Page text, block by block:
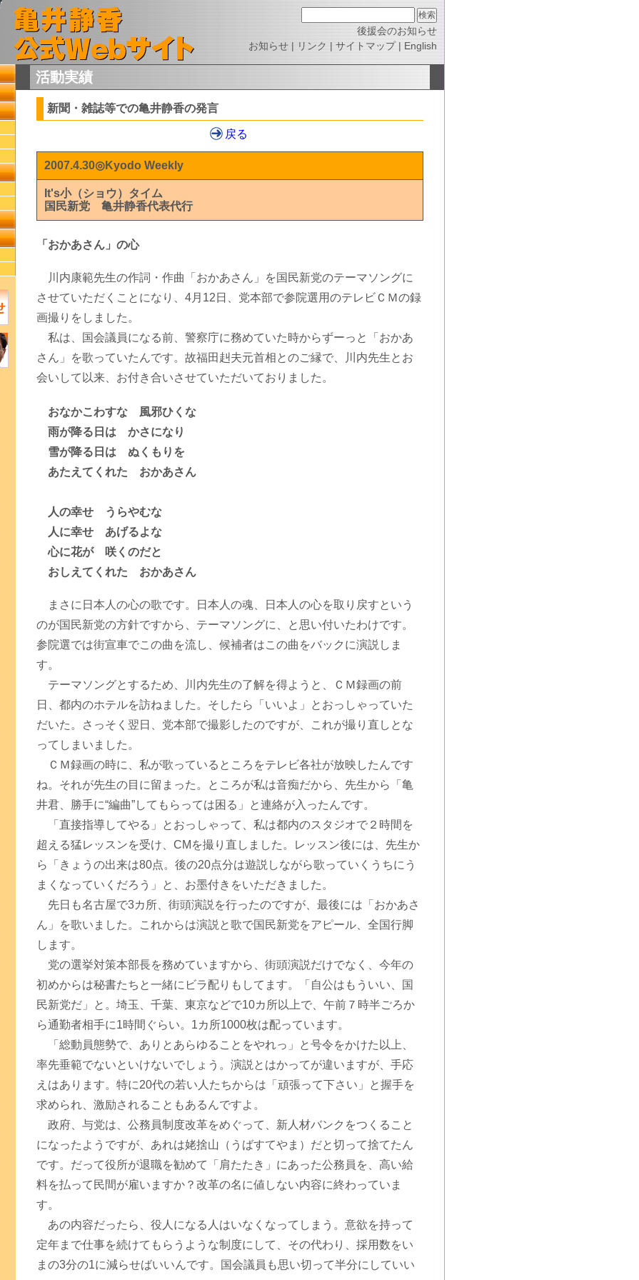
後援会のお知らせ
お知らせ| リンク|サイトマップ|English
活動実績
新聞・雑誌等での亀井静香の発言
戻る
2007.4.30◎Kyodo Weekly
It's小（ショウ）タイム
国民新党 亀井静香代表代行
「おかあさん」の心
川内康範先生の作詞・作曲「おかあさん」を国民新党のテーマソングに
させていただくことになり、4月12日、党本部で参院選用のテレビＣＭの録
画撮りをしました。
私は、国会議員になる前、警察庁に務めていた時からずーっと「おかあ
さん」を歌っていたんです。故福田赳夫元首相とのご縁で、川内先生とお
会いして以来、お付き合いさせていただいておりました。
おなかこわすな 風邪ひくな
雨が降る日は かさになり
雪が降る日は ぬくもりを
あたえてくれた おかあさん
人の幸せ うらやむな
人に幸せ あげるよな
心に花が 咲くのだと
おしえてくれた おかあさん
まさに日本人の心の歌です。日本人の魂、日本人の心を取り戻すという
のが国民新党の方針ですから、テーマソングに、と思い付いたわけです。
参院選では街宣車でこの曲を流し、候補者はこの曲をバックに演説しま
す。
テーマソングとするため、川内先生の了解を得ようと、ＣＭ録画の前
日、都内のホテルを訪ねました。そしたら「いいよ」とおっしゃっていた
だいた。さっそく翌日、党本部で撮影したのですが、これが撮り直しとな
ってしまいました。
ＣＭ録画の時に、私が歌っているところをテレビ各社が放映したんです
ね。それが先生の目に留まった。ところが私は音痴だから、先生から「亀
井君、勝手に“編曲”してもらっては困る」と連絡が入ったんです。
「直接指導してやる」とおっしゃって、私は都内のスタジオで２時間を
超える猛レッスンを受け、CMを撮り直しました。レッスン後には、先生か
ら「きょうの出来は80点。後の20点分は遊説しながら歌っていくうちにう
まくなっていくだろう」と、お墨付きをいただきました。
先日も名古屋で3カ所、街頭演説を行ったのですが、最後には「おかあさ
ん」を歌いました。これからは演説と歌で国民新党をアピール、全国行脚
します。
党の選挙対策本部長を務めていますから、街頭演説だけでなく、今年の
初めからは秘書たちと一緒にビラ配りもしてます。「自公はもういい、国
民新党だ」と。埼玉、千葉、東京などで10カ所以上で、午前７時半ごろか
ら通勤者相手に1時間ぐらい。1カ所1000枚は配っています。
「総動員態勢で、ありとあらゆることをやれっ」と号令をかけた以上、
率先垂範でないといけないでしょう。演説とはかってが違いますが、手応
えはあります。特に20代の若い人たちからは「頑張って下さい」と握手を
求められ、激励されることもあるんですよ。
政府、与党は、公務員制度改革をめぐって、新人材バンクをつくること
になったようですが、あれは姥捨山（うばすてやま）だと切って捨てたん
です。だって役所が退職を勧めて「肩たたき」にあった公務員を、高い給
料を払って民間が雇いますか？改革の名に値しない内容に終わっていま
す。
あの内容だったら、役人になる人はいなくなってしまう。意欲を持って
定年まで仕事を続けてもらうような制度にして、その代わり、採用数をい
まの3分の1に減らせばいいんです。国会議員も思い切って半分にしていい